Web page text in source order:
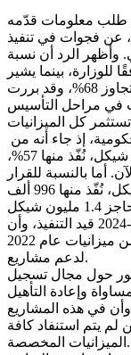
طلب معلومات قدّمه
عن فجوات في تنفيذ
وأظهر الرد أن نسبة
لعام 2022 بلغت 87.16% وفقًا للوزارة، بينما يشير
مركز مساواة إلى أن النسبة الحقيقية لا تتجاوز 68%، وقد بررت
كل الميزانيات
إذ جاء أنه من
القرار 550: في 2023 خُصصت 6.595 مليون شيكل، نُفّذ منها 57%،
حتى الآن. أما بالنسبة للقرار
1279 فميزانية 2023 بلغت 3.018 مليون شيكل، نُفّذ منها 996 ألف
كما أوضحت الوزارة أن المشاريع لعامي 2023-2024 قيد التنفيذ، وأن
هنالك مخطط لاستنفاد الفوائض المالية من ميزانيات عام 2022
لدعم مشاريع.
حول مجال تسجيل
وإعادة التأهيل
وأن في هذه المشاريع
لم يتم استنفاد كافة
الميزانيات المخصصة.